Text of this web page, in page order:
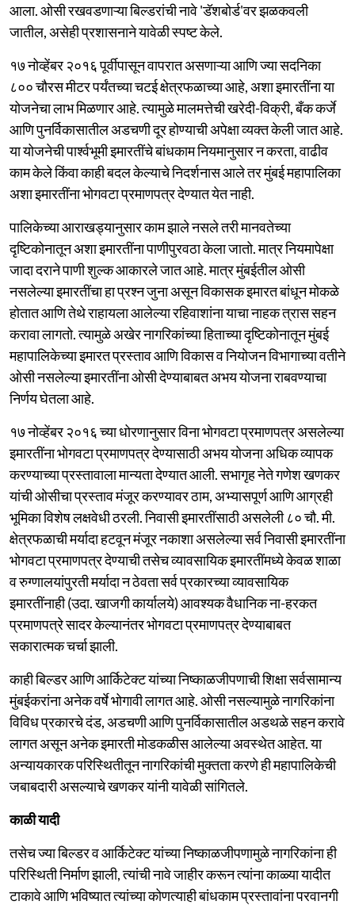
आला. ओसी रखवडणाऱ्या बिल्डरांची नावे 'डॅशबोर्ड'वर झळकवली
जातील, असेही प्रशासनाने यावेळी स्पष्ट केले.
१७ नोव्हेंबर २०१६ पूर्वीपासून वापरात असणाऱ्या आणि ज्या सदनिका
८०० चौरस मीटर पर्यंतच्या चटई क्षेत्रफळाच्या आहे, अशा इमारतींना या
योजनेचा लाभ मिळणार आहे. त्यामुळे मालमत्तेची खरेदी-विक्री, बँक कर्जे
आणि पुनर्विकासातील अडचणी दूर होण्याची अपेक्षा व्यक्त केली जात आहे.
या योजनेची पार्श्वभूमी इमारतींचे बांधकाम नियमानुसार न करता, वाढीव
काम केले किंवा काही बदल केल्याचे निदर्शनास आले तर मुंबई महापालिका
अशा इमारतींना भोगवटा प्रमाणपत्र देण्यात येत नाही.
पालिकेच्या आराखड्यानुसार काम झाले नसले तरी मानवतेच्या
दृष्टिकोनातून अशा इमारतींना पाणीपुरवठा केला जातो. मात्र नियमापेक्षा
जादा दराने पाणी शुल्क आकारले जात आहे. मात्र मुंबईतील ओसी
नसलेल्या इमारतींचा हा प्रश्न जुना असून विकासक इमारत बांधून मोकळे
होतात आणि तेथे राहायला आलेल्या रहिवाशांना याचा नाहक त्रास सहन
करावा लागतो. त्यामुळे अखेर नागरिकांच्या हिताच्या दृष्टिकोनातून मुंबई
महापालिकेच्या इमारत प्रस्ताव आणि विकास व नियोजन विभागाच्या वतीने
ओसी नसलेल्या इमारतींना ओसी देण्याबाबत अभय योजना राबवण्याचा
निर्णय घेतला आहे.
१७ नोव्हेंबर २०१६ च्या धोरणानुसार विना भोगवटा प्रमाणपत्र असलेल्या
इमारतींना भोगवटा प्रमाणपत्र देण्यासाठी अभय योजना अधिक व्यापक
करण्याच्या प्रस्तावाला मान्यता देण्यात आली. सभागृह नेते गणेश खणकर
यांची ओसीचा प्रस्ताव मंजूर करण्यावर ठाम, अभ्यासपूर्ण आणि आग्रही
भूमिका विशेष लक्षवेधी ठरली. निवासी इमारतींसाठी असलेली ८० चौ. मी.
क्षेत्रफळाची मर्यादा हटवून मंजूर नकाशा असलेल्या सर्व निवासी इमारतींना
भोगवटा प्रमाणपत्र देण्याची तसेच व्यावसायिक इमारतींमध्ये केवळ शाळा
व रुग्णालयांपुरती मर्यादा न ठेवता सर्व प्रकारच्या व्यावसायिक
इमारतींनाही (उदा. खाजगी कार्यालये) आवश्यक वैधानिक ना-हरकत
प्रमाणपत्रे सादर केल्यानंतर भोगवटा प्रमाणपत्र देण्याबाबत
सकारात्मक चर्चा झाली.
काही बिल्डर आणि आर्किटेक्ट यांच्या निष्काळजीपणाची शिक्षा सर्वसामान्य
मुंबईकरांना अनेक वर्षे भोगावी लागत आहे. ओसी नसल्यामुळे नागरिकांना
विविध प्रकारचे दंड, अडचणी आणि पुनर्विकासातील अडथळे सहन करावे
लागत असून अनेक इमारती मोडकळीस आलेल्या अवस्थेत आहेत. या
अन्यायकारक परिस्थितीतून नागरिकांची मुक्तता करणे ही महापालिकेची
जबाबदारी असल्याचे खणकर यांनी यावेळी सांगितले.
काळी यादी
तसेच ज्या बिल्डर व आर्किटेक्ट यांच्या निष्काळजीपणामुळे नागरिकांना ही
परिस्थिती निर्माण झाली, त्यांची नावे जाहीर करून त्यांना काळ्या यादीत
टाकावे आणि भविष्यात त्यांच्या कोणत्याही बांधकाम प्रस्तावांना परवानगी